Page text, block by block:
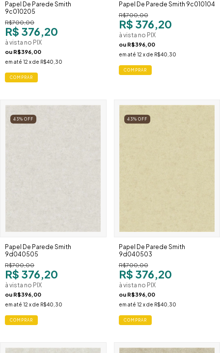
Papel De Parede Smith
9c010205
R$700,00
R$ 376,20
à vista no PIX
ou R$396,00
em até 12 x de R$40,30
COMPRAR
Papel De Parede Smith 9c010104
R$700,00
R$ 376,20
à vista no PIX
ou R$396,00
em até 12 x de R$40,30
COMPRAR
43% OFF
Papel De Parede Smith
9d040505
R$700,00
R$ 376,20
à vista no PIX
ou R$396,00
em até 12 x de R$40,30
COMPRAR
43% OFF
Papel De Parede Smith
9d040503
R$700,00
R$ 376,20
à vista no PIX
ou R$396,00
em até 12 x de R$40,30
COMPRAR